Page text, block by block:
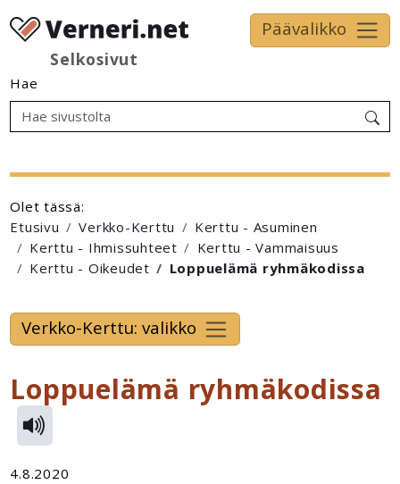
Selkosivut
Päävalikko
Hae
Olet tässä:
Etusivu
Verkko-Kerttu
Kerttu - Asuminen
Kerttu - Ihmissuhteet
Kerttu - Vammaisuus
Kerttu - Oikeudet
Loppuelämä ryhmäkodissa
Verkko-Kerttu: valikko
Loppuelämä ryhmäkodissa
4.8.2020